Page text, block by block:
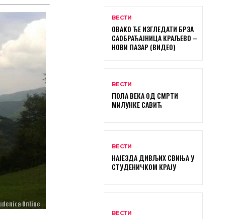
ВЕСТИ
ОВАКО ЋЕ ИЗГЛЕДАТИ БРЗА
САОБРАЋАЈНИЦА КРАЉЕВО –
НОВИ ПАЗАР (ВИДЕО)
ВЕСТИ
ПОЛА ВЕКА ОД СМРТИ
МИЛУНКЕ САВИЋ
ВЕСТИ
НАЈЕЗДА ДИВЉИХ СВИЊА У
СТУДЕНИЧКОМ КРАЈУ
ВЕСТИ